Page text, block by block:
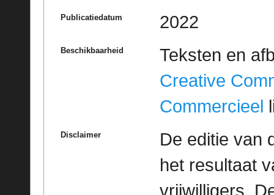
Publicatiedatum 2022
Beschikbaarheid
Teksten en
Creative
Commercieel
Disclaimer
De editie van
het resultaat
vrijwilligers.